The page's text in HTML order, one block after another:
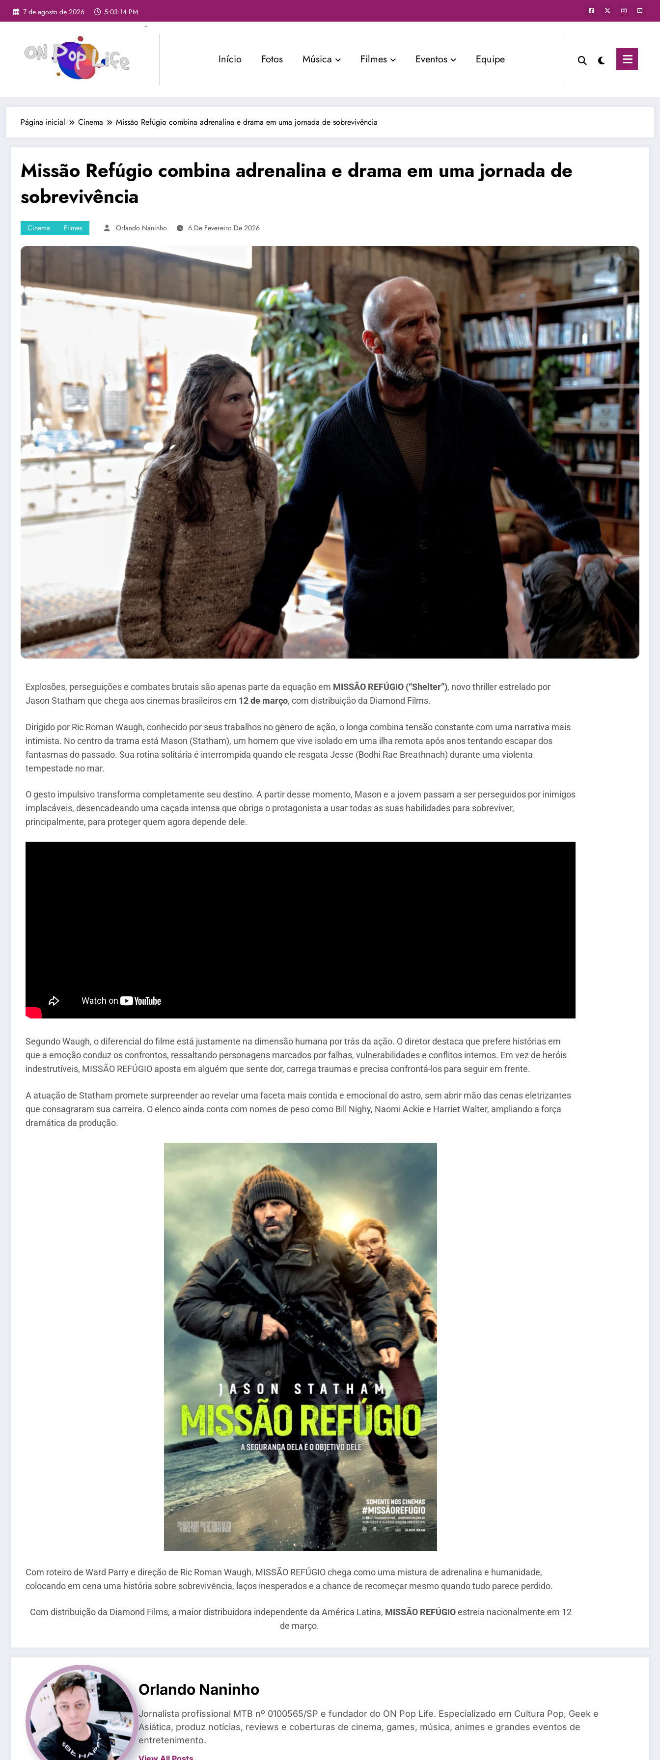
7 de agosto de 2026 5:03:15 PM
Início Fotos Música Filmes Eventos Equipe
Página inicial Cinema Missão Refúgio combina adrenalina e drama em uma jornada de sobrevivência
Missão Refúgio combina adrenalina e drama em uma jornada de
sobrevivência
Cinema Filmes Orlando Naninho 6 De Fevereiro De 2026
Explosões, perseguições e combates brutais são apenas parte da equação em MISSÃO REFÚGIO (“Shelter”), novo thriller estrelado por
Jason Statham que chega aos cinemas brasileiros em 12 de março, com distribuição da Diamond Films.
Dirigido por Ric Roman Waugh, conhecido por seus trabalhos no gênero de ação, o longa combina tensão constante com uma narrativa mais
intimista. No centro da trama está Mason (Statham), um homem que vive isolado em uma ilha remota após anos tentando escapar dos
fantasmas do passado. Sua rotina solitária é interrompida quando ele resgata Jesse (Bodhi Rae Breathnach) durante uma violenta
tempestade no mar.
O gesto impulsivo transforma completamente seu destino. A partir desse momento, Mason e a jovem passam a ser perseguidos por inimigos
implacáveis, desencadeando uma caçada intensa que obriga o protagonista a usar todas as suas habilidades para sobreviver,
principalmente, para proteger quem agora depende dele.
Segundo Waugh, o diferencial do filme está justamente na dimensão humana por trás da ação. O diretor destaca que prefere histórias em
que a emoção conduz os confrontos, ressaltando personagens marcados por falhas, vulnerabilidades e conflitos internos. Em vez de heróis
indestrutíveis, MISSÃO REFÚGIO aposta em alguém que sente dor, carrega traumas e precisa confrontá-los para seguir em frente.
A atuação de Statham promete surpreender ao revelar uma faceta mais contida e emocional do astro, sem abrir mão das cenas eletrizantes
que consagraram sua carreira. O elenco ainda conta com nomes de peso como Bill Nighy, Naomi Ackie e Harriet Walter, ampliando a força
dramática da produção.
Com roteiro de Ward Parry e direção de Ric Roman Waugh, MISSÃO REFÚGIO chega como uma mistura de adrenalina e humanidade,
colocando em cena uma história sobre sobrevivência, laços inesperados e a chance de recomeçar mesmo quando tudo parece perdido.
Com distribuição da Diamond Films, a maior distribuidora independente da América Latina, MISSÃO REFÚGIOestreia nacionalmente em 12
de março.
Orlando Naninho
Jornalista profissional MTB nº 0100565/SP e fundador do ON Pop Life. Especializado em Cultura Pop, Geek e
Asiática, produz notícias, reviews e coberturas de cinema, games, música, animes e grandes eventos de
entretenimento.